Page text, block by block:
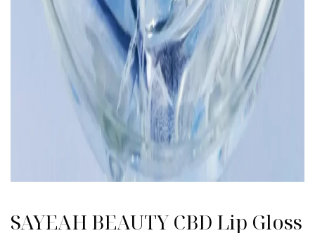
SAYEAH BEAUTY CBD Lip Gloss